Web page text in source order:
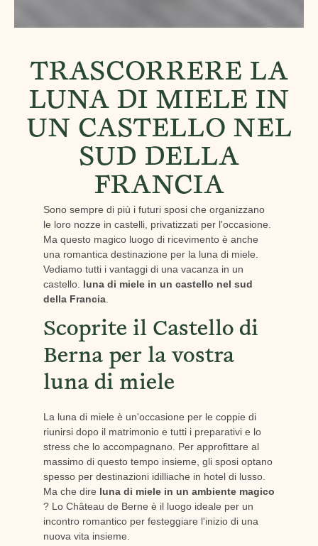
TRASCORRERE LA
LUNA DI MIELE IN
UN CASTELLO NEL
SUD DELLA
FRANCIA
Sono sempre di più i futuri sposi che organizzano
le loro nozze in castelli, privatizzati per l'occasione.
Ma questo magico luogo di ricevimento è anche
una romantica destinazione per la luna di miele.
Vediamo tutti i vantaggi di una vacanza in un
castello. luna di miele in un castello nel sud
della Francia.
Scoprite il Castello di
Berna per la vostra
luna di miele
La luna di miele è un'occasione per le coppie di
riunirsi dopo il matrimonio e tutti i preparativi e lo
stress che lo accompagnano. Per approfittare al
massimo di questo tempo insieme, gli sposi optano
spesso per destinazioni idilliache in hotel di lusso.
Ma che dire luna di miele in un ambiente magico
? Lo Château de Berne è il luogo ideale per un
incontro romantico per festeggiare l'inizio di una
nuova vita insieme.